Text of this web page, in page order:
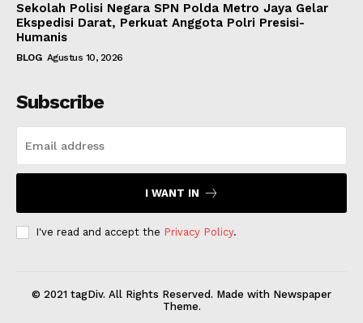
Sekolah Polisi Negara SPN Polda Metro Jaya Gelar
Ekspedisi Darat, Perkuat Anggota Polri Presisi-
Humanis
BLOG Agustus 10, 2026
Subscribe
I WANT IN
I've read and accept the Privacy Policy.
© 2021 tagDiv. All Rights Reserved. Made with Newspaper
Theme.